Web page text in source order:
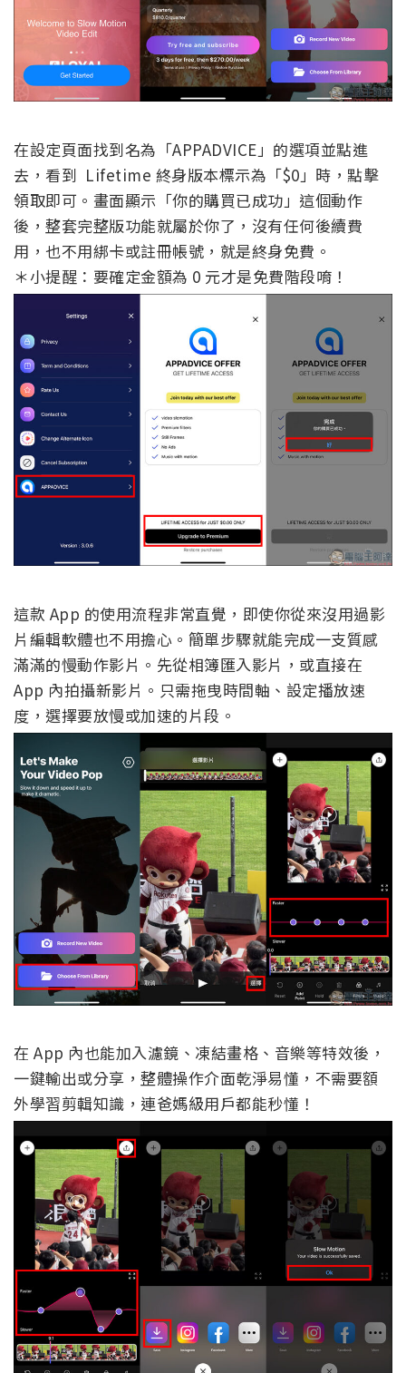
在設定頁面找到名為「APPADVICE」的選項並點進
去，看到 Lifetime 終身版本標示為「$0」時，點擊
領取即可。畫面顯示「你的購買已成功」這個動作
後，整套完整版功能就屬於你了，沒有任何後續費
用，也不用綁卡或註冊帳號，就是終身免費。
＊小提醒：要確定金額為 0 元才是免費階段唷！
這款 App 的使用流程非常直覺，即使你從來沒用過影
片編輯軟體也不用擔心。簡單步驟就能完成一支質感
滿滿的慢動作影片。先從相簿匯入影片，或直接在
App 內拍攝新影片。只需拖曳時間軸、設定播放速
度，選擇要放慢或加速的片段。
在 App 內也能加入濾鏡、凍結畫格、音樂等特效後，
一鍵輸出或分享，整體操作介面乾淨易懂，不需要額
外學習剪輯知識，連爸媽級用戶都能秒懂！